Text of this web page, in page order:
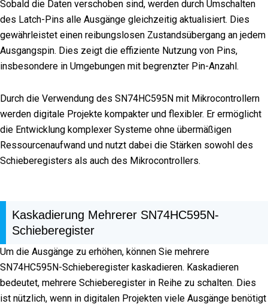
Sobald die Daten verschoben sind, werden durch Umschalten
des Latch-Pins alle Ausgänge gleichzeitig aktualisiert. Dies
gewährleistet einen reibungslosen Zustandsübergang an jedem
Ausgangspin. Dies zeigt die effiziente Nutzung von Pins,
insbesondere in Umgebungen mit begrenzter Pin-Anzahl.
Durch die Verwendung des SN74HC595N mit Mikrocontrollern
werden digitale Projekte kompakter und flexibler. Er ermöglicht
die Entwicklung komplexer Systeme ohne übermäßigen
Ressourcenaufwand und nutzt dabei die Stärken sowohl des
Schieberegisters als auch des Mikrocontrollers.
Kaskadierung Mehrerer SN74HC595N-
Schieberegister
Um die Ausgänge zu erhöhen, können Sie mehrere
SN74HC595N-Schieberegister kaskadieren. Kaskadieren
bedeutet, mehrere Schieberegister in Reihe zu schalten. Dies
ist nützlich, wenn in digitalen Projekten viele Ausgänge benötigt